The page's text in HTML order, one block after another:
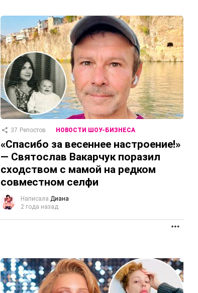
37 Репостов НОВОСТИ ШОУ-БИЗНЕСА
«Спасибо за весеннее настроение!»
— Святослав Вакарчук поразил
сходством с мамой на редком
совместном селфи
Написала Диана
2 года назад